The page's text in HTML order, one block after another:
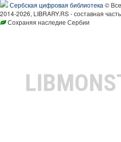
Сербская цифровая библиотека ©
2014-2026, LIBRARY.RS - составная
Сохраняя наследие Сербии